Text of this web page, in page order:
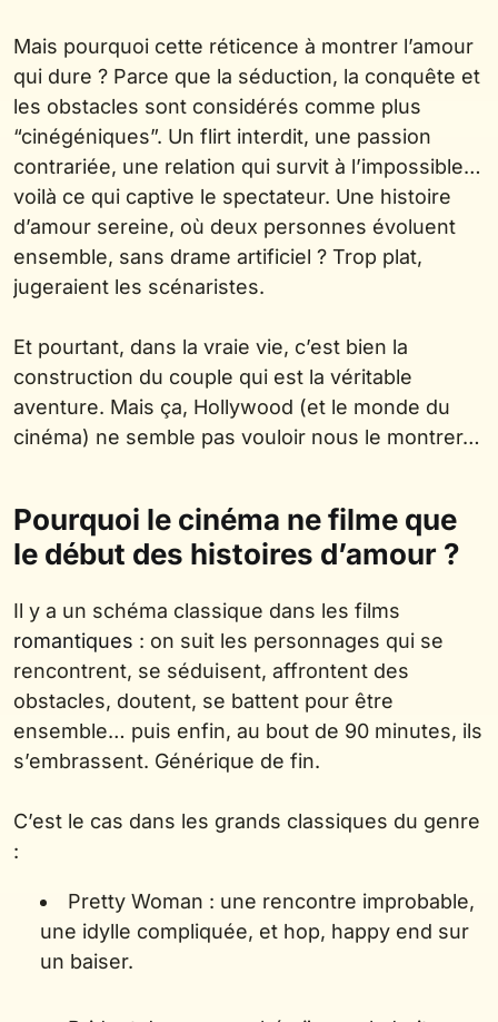
Mais pourquoi cette réticence à montrer l’amour
qui dure ? Parce que la séduction, la conquête et
les obstacles sont considérés comme plus
“cinégéniques”. Un flirt interdit, une passion
contrariée, une relation qui survit à l’impossible…
voilà ce qui captive le spectateur. Une histoire
d’amour sereine, où deux personnes évoluent
ensemble, sans drame artificiel ? Trop plat,
jugeraient les scénaristes.
Et pourtant, dans la vraie vie, c’est bien la
construction du couple qui est la véritable
aventure. Mais ça, Hollywood (et le monde du
cinéma) ne semble pas vouloir nous le montrer…
Pourquoi le cinéma ne filme que
le début des histoires d’amour ?
Il y a un schéma classique dans les films
romantiques : on suit les personnages qui se
rencontrent, se séduisent, affrontent des
obstacles, doutent, se battent pour être
ensemble… puis enfin, au bout de 90 minutes, ils
s’embrassent. Générique de fin.
C’est le cas dans les grands classiques du genre
:
Pretty Woman : une rencontre improbable,
une idylle compliquée, et hop, happy end sur
un baiser.